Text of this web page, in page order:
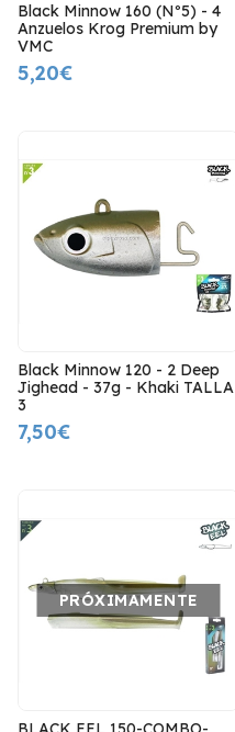
Black Minnow 160 (Nº5) - 4
Anzuelos Krog Premium by
VMC
5,20€
Black Minnow 120 - 2 Deep
Jighead - 37g - Khaki TALLA
3
7,50€
PRÓXIMAMENTE